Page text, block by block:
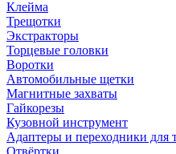
Клейма
Трещотки
Экстракторы
Торцевые головки
Воротки
Автомобильные щетки
Магнитные захваты
Гайкорезы
Кузовной инструмент
Адаптеры и переходники для
Отвёртки